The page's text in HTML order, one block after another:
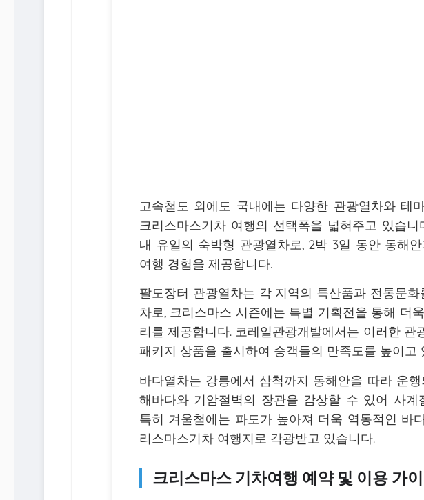
고속철도 외에도 국내에는 다양한 관광열차와 테
크리스마스기차 여행의 선택폭을 넓혀주고 있습
내 유일의 숙박형 관광열차로, 2박 3일 동안 동해
여행 경험을 제공합니다.
팔도장터 관광열차는 각 지역의 특산품과 전통문
차로, 크리스마스 시즌에는 특별 기획전을 통해 더
리를 제공합니다. 코레일관광개발에서는 이러한 관
패키지 상품을 출시하여 승객들의 만족도를 높이고
바다열차는 강릉에서 삼척까지 동해안을 따라 운
해바다와 기암절벽의 장관을 감상할 수 있어 사계
특히 겨울철에는 파도가 높아져 더욱 역동적인 바
리스마스기차 여행지로 각광받고 있습니다.
크리스마스 기차여행 예약 및 이용 가